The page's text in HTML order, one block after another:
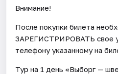
Внимание!
После покупки билета
ЗАРЕГИСТРИРОВАТЬ свое
телефону указанному на
Тур на 1 день «Выборг —